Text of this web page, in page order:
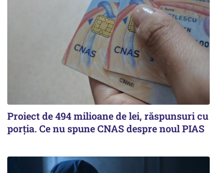
Proiect de 494 milioane de lei, răspunsuri cu
porția. Ce nu spune CNAS despre noul PIAS